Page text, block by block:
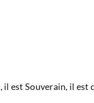
il est Souverain, il